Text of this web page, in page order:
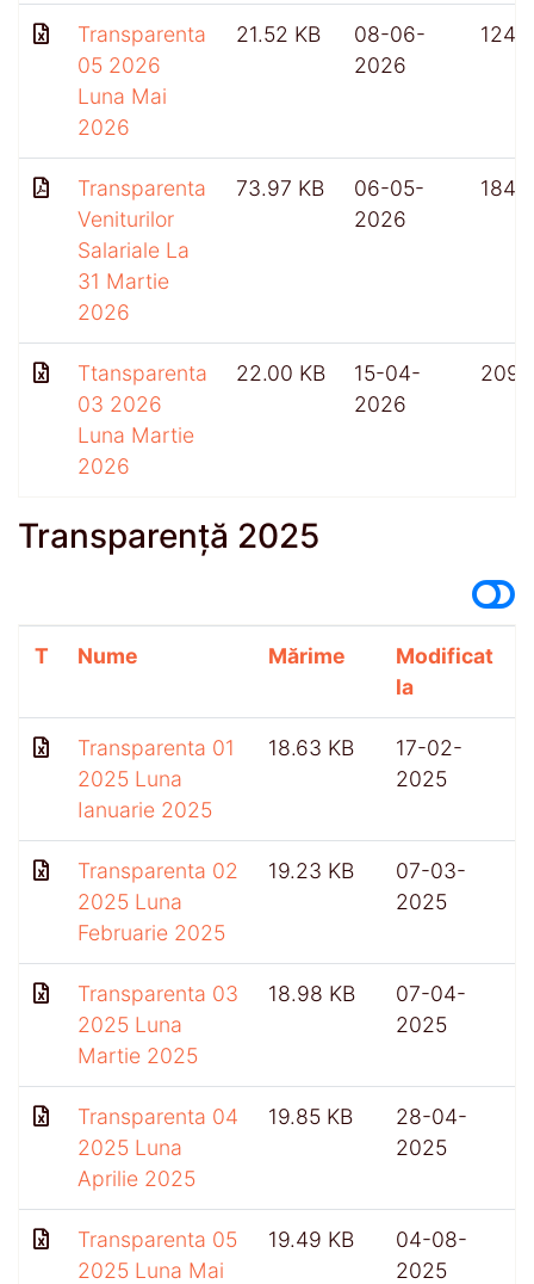
Transparenta
05 2026
Luna Mai
2026
21.52 KB
08-06-
2026
124
Transparenta
Veniturilor
Salariale La
31 Martie
2026
73.97 KB
06-05-
2026
184
Ttansparenta
03 2026
Luna Martie
2026
22.00 KB
15-04-
2026
209
Transparență 2025
T Nume Mărime
Modificat
la
Transparenta 01
2025 Luna
Ianuarie 2025
18.63 KB
17-02-
2025
Transparenta 02
2025 Luna
Februarie 2025
19.23 KB
07-03-
2025
Transparenta 03
2025 Luna
Martie 2025
18.98 KB
07-04-
2025
Transparenta 04
2025 Luna
Aprilie 2025
19.85 KB
28-04-
2025
Transparenta 05
2025 Luna Mai
19.49 KB
04-08-
2025